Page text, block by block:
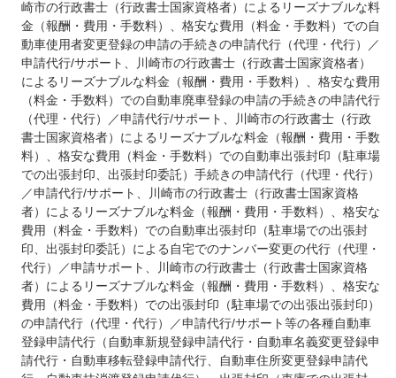
崎市の行政書士（行政書士国家資格者）によるリーズナブルな料
金（報酬・費用・手数料）、格安な費用（料金・手数料）での自
動車使用者変更登録の申請の手続きの申請代行（代理・代行）／
申請代行/サポート、川崎市の行政書士（行政書士国家資格者）
によるリーズナブルな料金（報酬・費用・手数料）、格安な費用
（料金・手数料）での自動車廃車登録の申請の手続きの申請代行
（代理・代行）／申請代行/サポート、川崎市の行政書士（行政
書士国家資格者）によるリーズナブルな料金（報酬・費用・手数
料）、格安な費用（料金・手数料）での自動車出張封印（駐車場
での出張封印、出張封印委託）手続きの申請代行（代理・代行）
／申請代行/サポート、川崎市の行政書士（行政書士国家資格
者）によるリーズナブルな料金（報酬・費用・手数料）、格安な
費用（料金・手数料）での自動車出張封印（駐車場での出張封
印、出張封印委託）による自宅でのナンバー変更の代行（代理・
代行）／申請サポート、川崎市の行政書士（行政書士国家資格
者）によるリーズナブルな料金（報酬・費用・手数料）、格安な
費用（料金・手数料）での出張封印（駐車場での出張出張封印）
の申請代行（代理・代行）／申請代行/サポート等の各種自動車
登録申請代行（自動車新規登録申請代行・自動車名義変更登録申
請代行・自動車移転登録申請代行、自動車住所変更登録申請代